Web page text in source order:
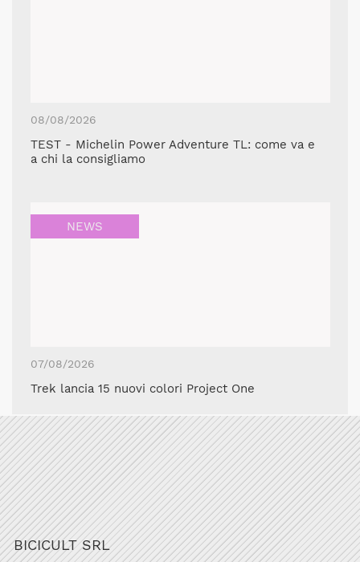
08/08/2026
TEST - Michelin Power Adventure TL: come va e
a chi la consigliamo
NEWS
07/08/2026
Trek lancia 15 nuovi colori Project One
BICICULT SRL